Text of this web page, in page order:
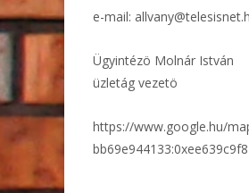
e-mail:
Ügyintézö Molnár István
üzletág vezetö
https://www.google.hu/